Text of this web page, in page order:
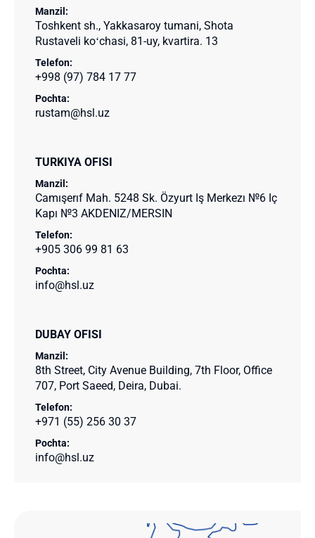
Manzil:
Toshkent sh., Yakkasaroy tumani, Shota
Rustaveli koʻchasi, 81-uy, kvartira. 13
Telefon:
+998 (97) 784 17 77
Pochta:
rustam@hsl.uz
TURKIYA OFISI
Manzil:
Camışerıf Mah. 5248 Sk. Özyurt Iş Merkezı №6 Iç
Kapı №3 AKDENIZ/MERSIN
Telefon:
+905 306 99 81 63
Pochta:
info@hsl.uz
DUBAY OFISI
Manzil:
8th Street, City Avenue Building, 7th Floor, Office
707, Port Saeed, Deira, Dubai.
Telefon:
+971 (55) 256 30 37
Pochta:
info@hsl.uz